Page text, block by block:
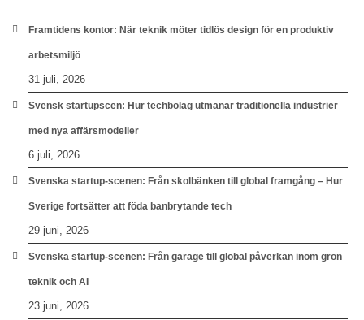
Framtidens kontor: När teknik möter tidlös design för en produktiv
arbetsmiljö
31 juli, 2026
Svensk startupscen: Hur techbolag utmanar traditionella industrier
med nya affärsmodeller
6 juli, 2026
Svenska startup-scenen: Från skolbänken till global framgång – Hur
Sverige fortsätter att föda banbrytande tech
29 juni, 2026
Svenska startup-scenen: Från garage till global påverkan inom grön
teknik och AI
23 juni, 2026